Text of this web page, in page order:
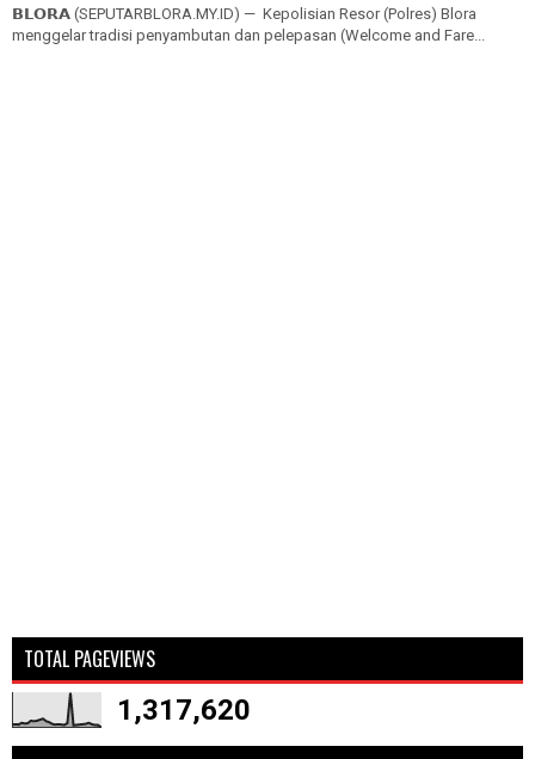
𝗕𝗟𝗢𝗥𝗔 (SEPUTARBLORA.MY.ID) — Kepolisian Resor (Polres) Blora
menggelar tradisi penyambutan dan pelepasan (Welcome and Fare...
TOTAL PAGEVIEWS
1,317,620